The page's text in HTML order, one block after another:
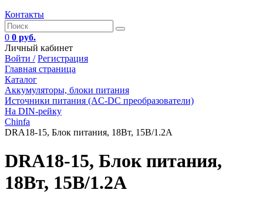
Контакты
0 0 руб.
Личный кабинет
Войти / Регистрация
Главная страница
Каталог
Аккумуляторы, блоки питания
Источники питания (AC-DC преобразователи)
На DIN-рейку
Chinfa
DRA18-15, Блок питания, 18Вт, 15В/1.2A
DRA18-15, Блок питания,
18Вт, 15В/1.2A